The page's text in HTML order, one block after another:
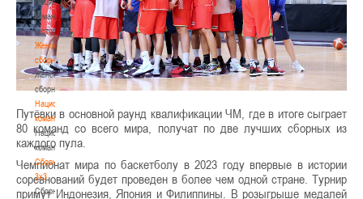
команда
(история)
Женские
сборные
Женские
сборные
Национальная
команда
Национальная
команда
Сборные
3х3
Сборные
Путёвки в основной раунд квалификации ЧМ, где в итоге сыграет
80 команд со всего мира, получат по две лучших сборных из
каждого пула.
Чемпионат мира по баскетболу в 2023 году впервые в истории
соревнований будет проведен в более чем одной стране. Турнир
примут Индонезия, Япония и Филиппины. В розыгрыше медалей